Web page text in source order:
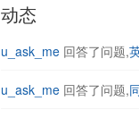
动态
u_ask_me 回答了问题,
u_ask_me 回答了问题,